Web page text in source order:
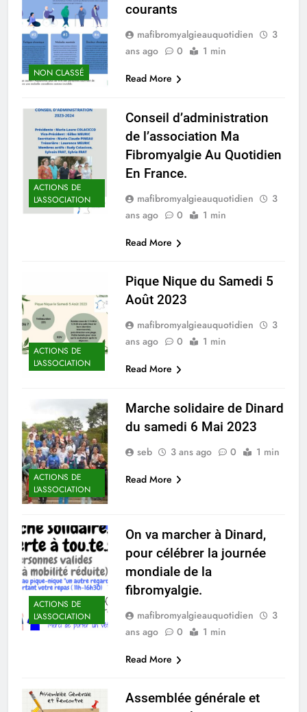
NON CLASSÉ
courants
mafibromyalgieauquotidien
3
ans ago
0
1 min
Read More
ACTIONS DE
L'ASSOCIATION
Conseil d’administration
de l’association Ma
Fibromyalgie Au Quotidien
En France.
mafibromyalgieauquotidien
3
ans ago
0
1 min
Read More
ACTIONS DE
L'ASSOCIATION
Pique Nique du Samedi 5
Août 2023
mafibromyalgieauquotidien
3
ans ago
0
1 min
Read More
ACTIONS DE
L'ASSOCIATION
Marche solidaire de Dinard
du samedi 6 Mai 2023
seb 3 ans ago 0
1 min
Read More
ACTIONS DE
L'ASSOCIATION
On va marcher à Dinard,
pour célébrer la journée
mondiale de la
fibromyalgie.
mafibromyalgieauquotidien
3
ans ago
0
1 min
Read More
Assemblée générale et